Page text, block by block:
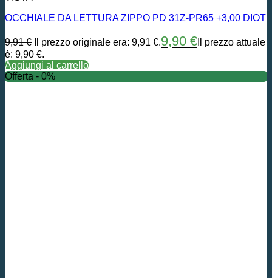
OCCHIALE DA LETTURA ZIPPO PD 31Z-PR65 +3,00 DIOT
9,91€ Il prezzo originale era: 9,91 €.9,90 € Il prezzo attuale
è: 9,90 €.
Aggiungi al carrello
Offerta - 0%